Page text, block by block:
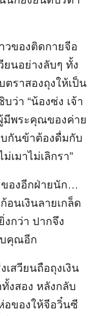
ของติดกายจีอ
ยนอย่างลับๆ ทั้ง
ตราสองถุงให้เป็น
ว่า “น้องซ่ง เจ้า
มีพระคุณของค่าย
กันข้าต้องดื่มกับ
เมาไม่เลิกรา”
องอีกฝ่ายนัก…
นเงินลายเกล็ด
กว่า ปากจึง
คุณอีก
สวียนถือถุงเงิน
งสอง หลังกลับ
อของให้จีอวิ๋นซี